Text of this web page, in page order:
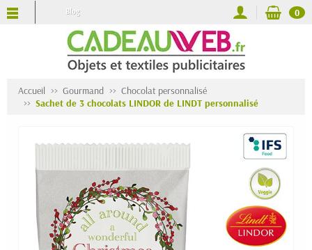
Blog 0
Accueil Gourmand
Chocolat personnalisé
Sachet de 3 chocolats LINDOR de LINDT personnalisé